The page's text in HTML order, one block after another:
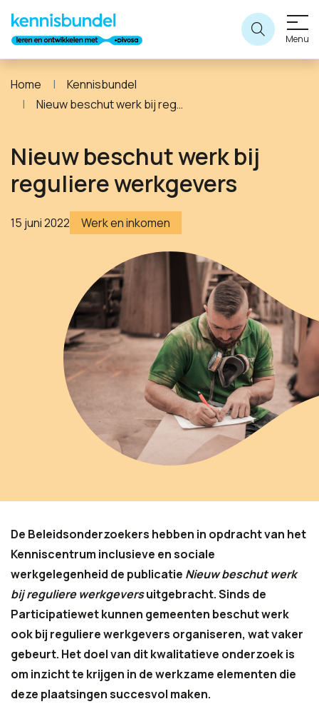
Menu
Home
Kennisbundel
Nieuw beschut werk bij reguliere werkgevers
Nieuw beschut werk bij
reguliere werkgevers
15 juni 2022 Werk en inkomen
De Beleidsonderzoekers hebben in opdracht van het
Kenniscentrum inclusieve en sociale
werkgelegenheid de publicatie Nieuw beschut werk
bij reguliere werkgeversuitgebracht. Sinds de
Participatiewet kunnen gemeenten beschut werk
ook bij reguliere werkgevers organiseren, wat vaker
gebeurt. Het doel van dit kwalitatieve onderzoek is
om inzicht te krijgen in de werkzame elementen die
deze plaatsingen succesvol maken.